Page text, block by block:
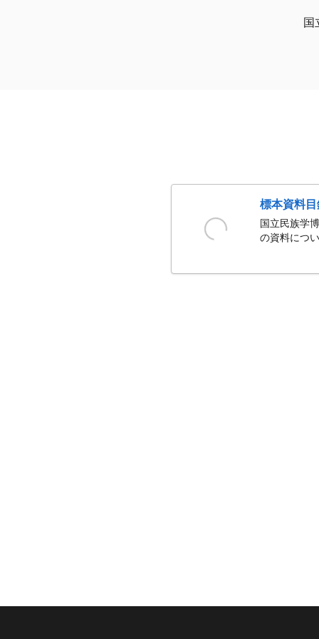
国
標本資料
国立民族学
の資料につい